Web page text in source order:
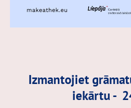
Izmantojiet
iekārtu -